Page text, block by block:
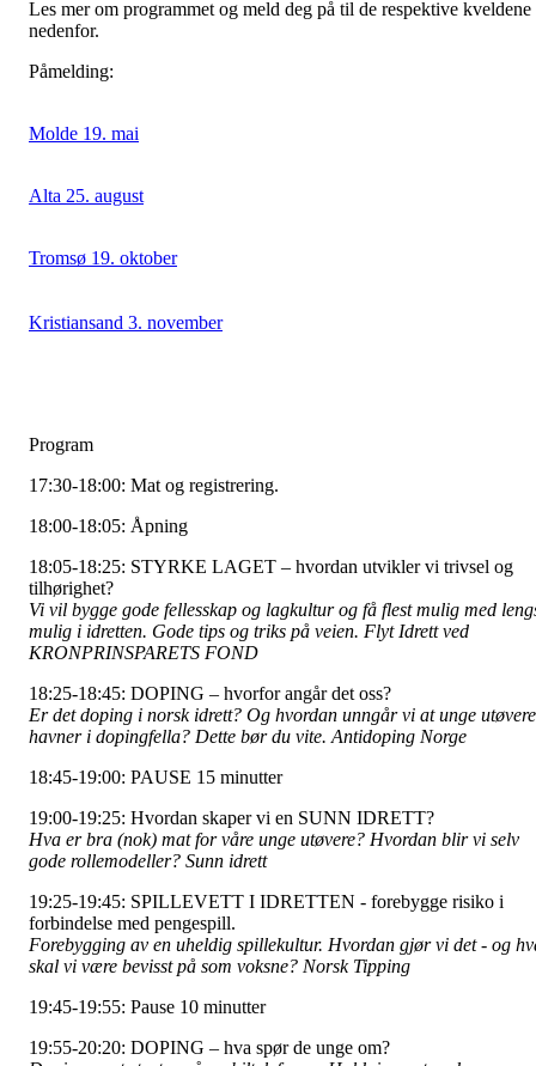
Les mer om programmet og meld deg på til de respektive kveldene
nedenfor.
Påmelding:
Molde 19. mai
Alta 25. august
Tromsø 19. oktober
Kristiansand 3. november
Program
17:30-18:00: Mat og registrering.
18:00-18:05: Åpning
18:05-18:25: STYRKE LAGET – hvordan utvikler vi trivsel og
tilhørighet?
Vi vil bygge gode fellesskap og lagkultur og få flest mulig med
mulig i idretten. Gode tips og triks på veien. Flyt Idrett ved
KRONPRINSPARETS FOND
18:25-18:45: DOPING – hvorfor angår det oss?
Er det doping i norsk idrett? Og hvordan unngår vi at unge utøvere
havner i dopingfella? Dette bør du vite. Antidoping Norge
18:45-19:00: PAUSE 15 minutter
19:00-19:25: Hvordan skaper vi en SUNN IDRETT?
Hva er bra (nok) mat for våre unge utøvere? Hvordan blir vi selv
gode rollemodeller? Sunn idrett
19:25-19:45: SPILLEVETT I IDRETTEN - forebygge risiko i
forbindelse med pengespill.
Forebygging av en uheldig spillekultur. Hvordan gjør vi det - og
skal vi være bevisst på som voksne? Norsk Tipping
19:45-19:55: Pause 10 minutter
19:55-20:20: DOPING – hva spør de unge om?